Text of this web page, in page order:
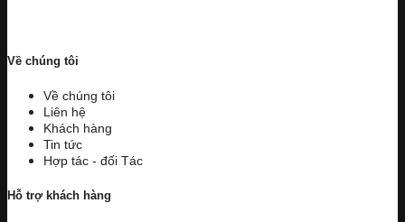
Về chúng tôi
Về chúng tôi
Liên hệ
Khách hàng
Tin tức
Hợp tác - đối Tác
Hỗ trợ khách hàng